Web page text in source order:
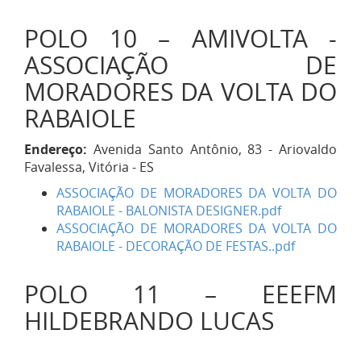
POLO 10 – AMIVOLTA -
ASSOCIAÇÃO DE
MORADORES DA VOLTA DO
RABAIOLE
Endereço: Avenida Santo Antônio, 83 - Ariovaldo
Favalessa, Vitória - ES
ASSOCIAÇÃO DE MORADORES DA VOLTA DO
RABAIOLE - BALONISTA DESIGNER.pdf
ASSOCIAÇÃO DE MORADORES DA VOLTA DO
RABAIOLE - DECORAÇÃO DE FESTAS..pdf
POLO 11 – EEEFM
HILDEBRANDO LUCAS